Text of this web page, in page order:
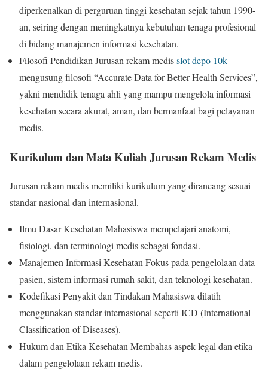
diperkenalkan di perguruan tinggi kesehatan sejak tahun 1990-
an, seiring dengan meningkatnya kebutuhan tenaga profesional
di bidang manajemen informasi kesehatan.
Filosofi Pendidikan Jurusan rekam medisslot depo 10k
mengusung filosofi “Accurate Data for Better Health Services”,
yakni mendidik tenaga ahli yang mampu mengelola informasi
kesehatan secara akurat, aman, dan bermanfaat bagi pelayanan
medis.
Kurikulum dan Mata Kuliah Jurusan Rekam Medis
Jurusan rekam medis memiliki kurikulum yang dirancang sesuai
standar nasional dan internasional.
Ilmu Dasar Kesehatan Mahasiswa mempelajari anatomi,
fisiologi, dan terminologi medis sebagai fondasi.
Manajemen Informasi Kesehatan Fokus pada pengelolaan data
pasien, sistem informasi rumah sakit, dan teknologi kesehatan.
Kodefikasi Penyakit dan Tindakan Mahasiswa dilatih
menggunakan standar internasional seperti ICD (International
Classification of Diseases).
Hukum dan Etika Kesehatan Membahas aspek legal dan etika
dalam pengelolaan rekam medis.